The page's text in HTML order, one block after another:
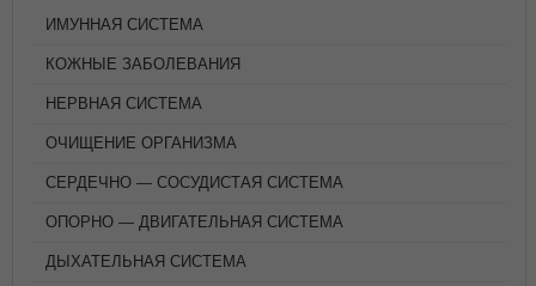
ИМУННАЯ СИСТЕМА
КОЖНЫЕ ЗАБОЛЕВАНИЯ
НЕРВНАЯ СИСТЕМА
ОЧИЩЕНИЕ ОРГАНИЗМА
СЕРДЕЧНО — СОСУДИСТАЯ СИСТЕМА
ОПОРНО — ДВИГАТЕЛЬНАЯ СИСТЕМА
ДЫХАТЕЛЬНАЯ СИСТЕМА